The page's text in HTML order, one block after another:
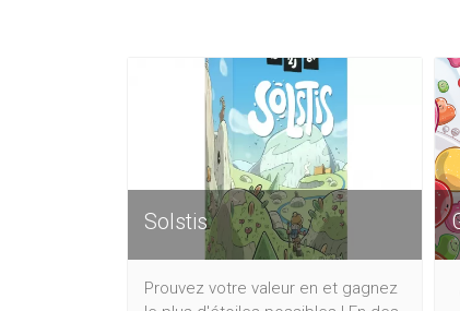
Solstis
Prouvez votre valeur en et gagnez